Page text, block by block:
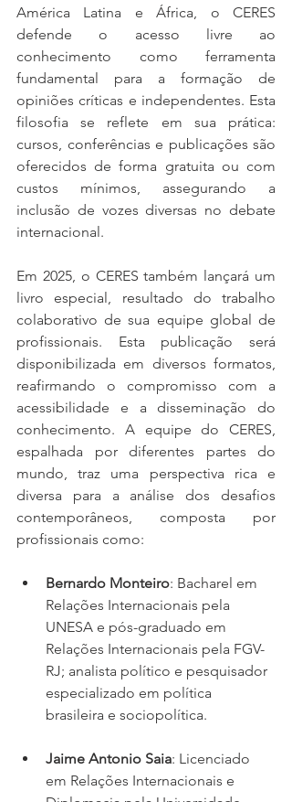
América Latina e África, o CERES
defende o acesso livre ao
conhecimento como ferramenta
fundamental para a formação de
opiniões críticas e independentes. Esta
filosofia se reflete em sua prática:
cursos, conferências e publicações são
oferecidos de forma gratuita ou com
custos mínimos, assegurando a
inclusão de vozes diversas no debate
internacional.
Em 2025, o CERES também lançará um
livro especial, resultado do trabalho
colaborativo de sua equipe global de
profissionais. Esta publicação será
disponibilizada em diversos formatos,
reafirmando o compromisso com a
acessibilidade e a disseminação do
conhecimento. A equipe do CERES,
espalhada por diferentes partes do
mundo, traz uma perspectiva rica e
diversa para a análise dos desafios
contemporâneos, composta por
profissionais como:
Bernardo Monteiro: Bacharel em
Relações Internacionais pela
UNESA e pós-graduado em
Relações Internacionais pela FGV-
RJ; analista político e pesquisador
especializado em política
brasileira e sociopolítica.
Jaime Antonio Saia: Licenciado
em Relações Internacionais e